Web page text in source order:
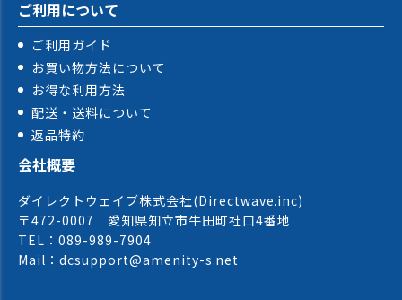
ご利用について
ご利用ガイド
お買い物方法について
お得な利用方法
配送・送料について
返品特約
会社概要
ダイレクトウェイブ株式会社(Directwave.inc)
〒472-0007 愛知県知立市牛田町社口4番地
TEL：089-989-7904
Mail：dcsupport@amenity-s.net